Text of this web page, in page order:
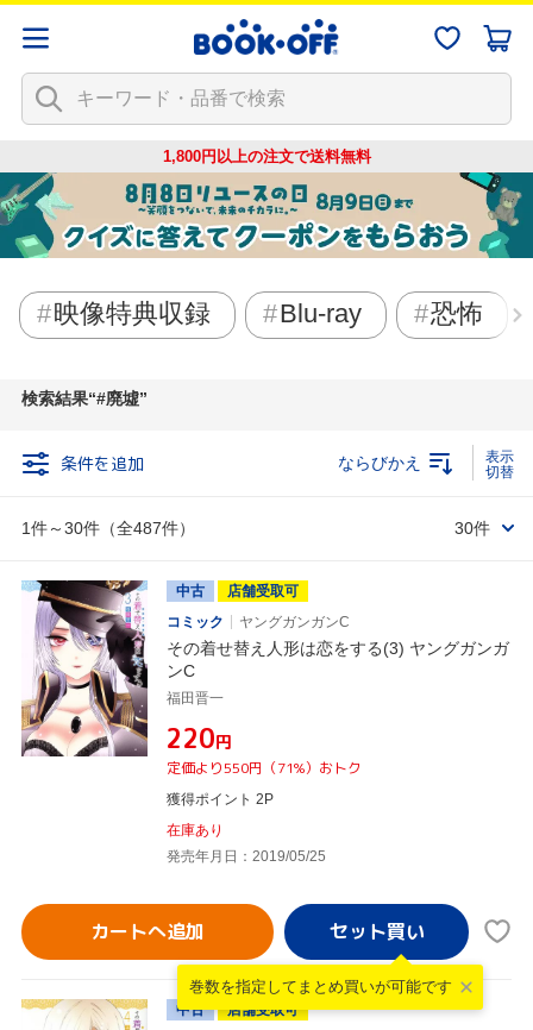
1,800円以上の注文で送料無料
映像特典収録 Blu-ray 恐怖
検索結果 #廃墟
条件を追加
1件～30件（全487件）
ならびかえ
30件
中古
店舗受取可
コミック
ヤングガンガンC
その着せ替え人形は恋をする(3) ヤングガンガ
ンC
福田晋一
¥220円
定価より550円（71%）おトク
獲得ポイント 2P
在庫あり
発売年月日：2019/05/25
カートへ追加
巻数を指定して まとめ買いが可能です
中古
店舗受取可